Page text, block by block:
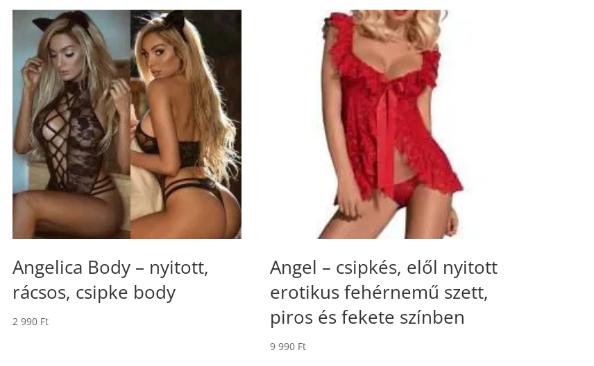
Angelica Body – nyitott,
rácsos, csipke body
2 990 Ft
Angel – csipkés, elől nyitott
erotikus fehérnemű szett,
piros és fekete színben
9 990 Ft